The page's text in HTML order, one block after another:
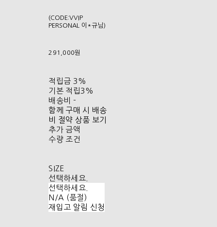
(CODE:VVIP
PERSONAL 이*규님)
291,000원
적립금 3%
기본 적립3%
배송비 -
함께 구매 시 배송
비 절약 상품 보기
추가 금액
수량 조건
SIZE
선택하세요.
선택하세요.
N/A (품절)
재입고 알림 신청